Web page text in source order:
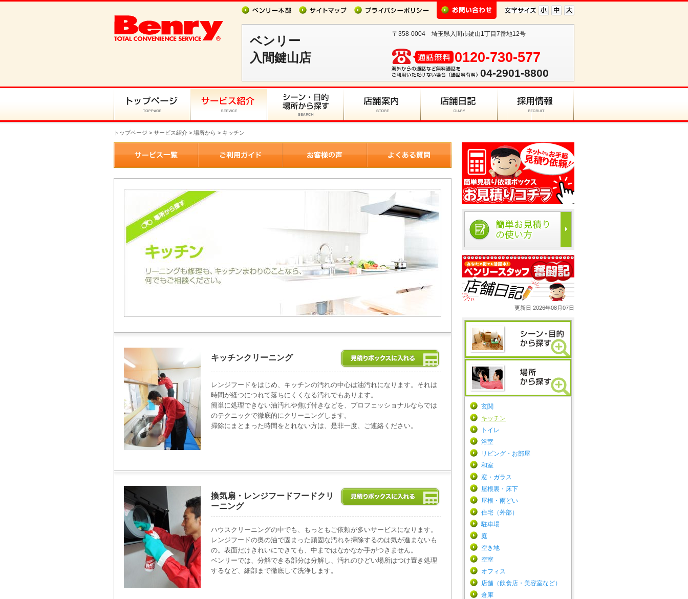
ベンリー
入間鍵山店
〒358-0004 埼玉県入間市鍵山1丁目7番地12号
0120-730-577
04-2901-8800
トップページ > サービス紹介 > 場所から > キッチン
キッチンクリーニング
レンジフードをはじめ、キッチンの汚れの中心は油汚れになります。それは
時間が経つにつれて落ちにくくなる汚れでもあります。
簡単に処理できない油汚れや焦げ付きなどを、プロフェッショナルならでは
のテクニックで徹底的にクリーニングします。
掃除にまとまった時間をとれない方は、是非一度、ご連絡ください。
換気扇・レンジフードフードクリ
ーニング
ハウスクリーニングの中でも、もっともご依頼が多いサービスになります。
レンジフードの奥の油で固まった頑固な汚れを掃除するのは気が進まないも
の。表面だけきれいにできても、中まではなかなか手がつきません。
ベンリーでは、分解できる部分は分解し、汚れのひどい場所はつけ置き処理
するなど、細部まで徹底して洗浄します。
更新日 2026年08月07日
玄関
キッチン
トイレ
浴室
リビング・お部屋
和室
窓・ガラス
屋根裏・床下
屋根・雨どい
住宅（外部）
駐車場
庭
空き地
空室
オフィス
店舗（飲食店・美容室など）
倉庫